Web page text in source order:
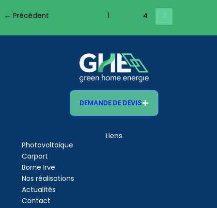
← Précédent 1 … 4
DEMANDE DE DEVIS
Liens
Photovoltaique
Carport
Borne Irve
Nos réalisations
Actualités
Contact